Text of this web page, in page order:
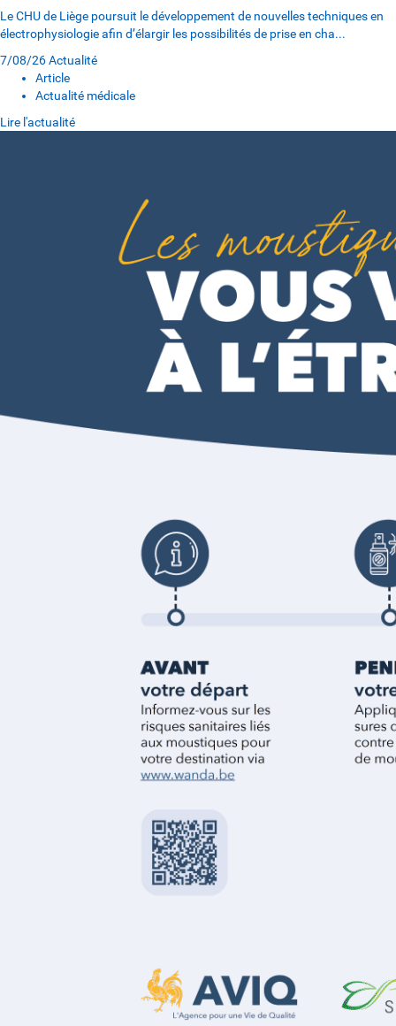
Le CHU de Liège poursuit le développement de nouvelles techniques en
électrophysiologie afin d’élargir les possibilités de prise en cha...
7/08/26Actualité
Article
Actualité médicale
Lire l'actualité